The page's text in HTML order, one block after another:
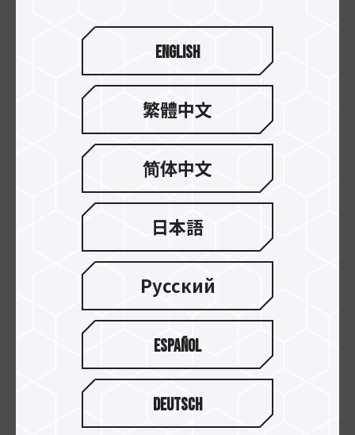
内蔵SSD TBW とは何ですか? 耐久性評価を理...
English
繁體中文
简体中文
日本語
Русский
Español
Deutsch